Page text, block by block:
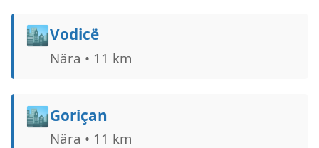
🏙️Vodicë
Nära • 11 km
🏙️Goriçan
Nära • 11 km